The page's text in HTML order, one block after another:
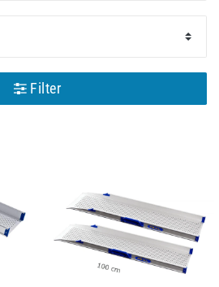
Filter